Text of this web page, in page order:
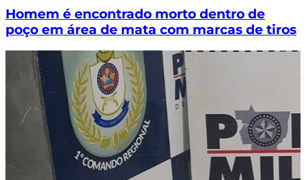
Homem é encontrado morto dentro de
poço em área de mata com marcas de tiros